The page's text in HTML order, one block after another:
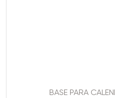
BASE PARA